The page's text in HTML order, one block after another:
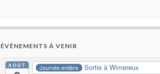
ÉVÉNEMENTS À VENIR
AOÛT Journée entière Sortie à Wimereux